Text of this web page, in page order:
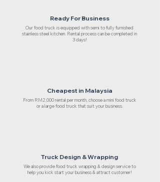
Ready For Business
Our food truck is equipped with semi to fully furnished
stainless steel kitchen. Rental process can be completed in
3 days!
Cheapest in Malaysia
From RM2,000 rental per month, choose a mini food truck
or a large food truck that suit your business.
Truck Design & Wrapping
We also provide food truck wrapping & design service to
help you kick start your business & attract customer!